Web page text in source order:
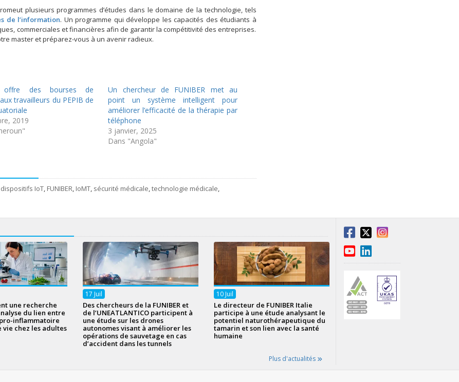
plusieurs programmes d’études dans le domaine de la technologie, tels
de l’information. Un programme qui développe les capacités des étudiants à
commerciales et financières afin de garantir la compétitivité des entreprises.
master et préparez-vous à un avenir radieux.
offre des bourses de
travailleurs du PEPIB de
2019
Un chercheur de FUNIBER met au
point un système intelligent pour
améliorer l’efficacité de la thérapie par
téléphone
3 janvier, 2025
Dans "Angola"
dispositifs IoT FUNIBER IoMT sécurité médicale technologie médicale
une recherche
du lien entre
inflammatoire
chez les adultes
17 Juil
Des chercheurs de la FUNIBER et
de l’UNEATLANTICO participent à
une étude sur les drones
autonomes visant à améliorer les
opérations de sauvetage en cas
d’accident dans les tunnels
10 Juil
Le directeur de FUNIBER Italie
participe à une étude analysant le
potentiel naturothérapeutique du
tamarin et son lien avec la santé
humaine
Plus d'actualités